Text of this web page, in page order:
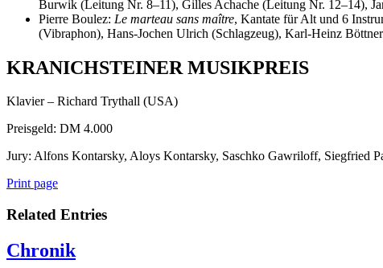
Burwik (Leitung Nr. 8–11), Gilles Achache (Leitung Nr. 12–14),
Pierre Boulez: Le marteau sans maître, Kantate für Alt und 6
(Vibraphon), Hans-Jochen Ulrich (Schlagzeug), Karl-Heinz
KRANICHSTEINER MUSIKPREIS
Klavier – Richard Trythall (USA)
Preisgeld: DM 4.000
Jury: Alfons Kontarsky, Aloys Kontarsky, Saschko Gawriloff, Siegfried
Print page
Related Entries
Chronik